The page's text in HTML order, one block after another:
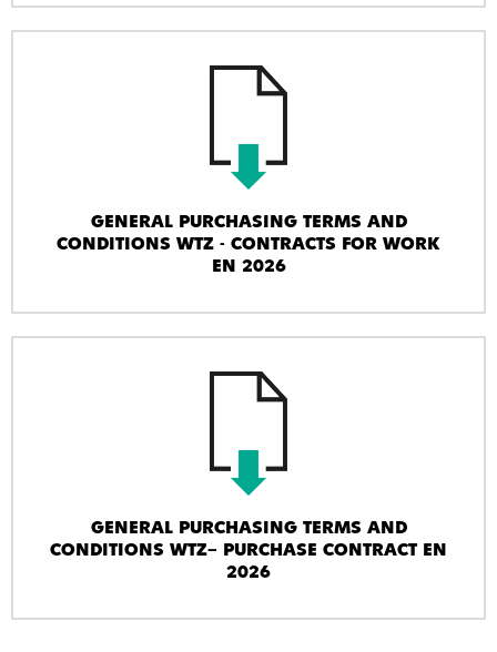
GENERAL PURCHASING TERMS AND
CONDITIONS WTZ - CONTRACTS FOR WORK
EN 2026
GENERAL PURCHASING TERMS AND
CONDITIONS WTZ– PURCHASE CONTRACT EN
2026